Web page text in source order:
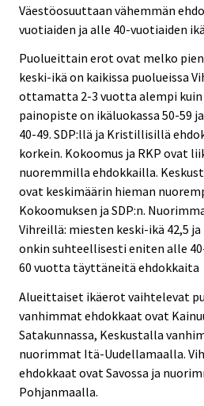
Väestöosuuttaan vähemmän
vuotiaiden ja alle 40-vuotiaiden
Puolueittain erot ovat melko
keski-ikä on kaikissa puolueissa
ottamatta 2-3 vuotta alempi
painopiste on ikäluokassa 50-59
40-49. SDP:llä ja Kristillisillä
korkein. Kokoomus ja RKP ovat
nuoremmilla ehdokkailla.
ovat keskimäärin hieman
Kokoomuksen ja SDP:n.
Vihreillä: miesten keski-ikä 42,5
onkin suhteellisesti eniten alle
60 vuotta täyttäneitä ehdokkaita
Alueittaiset ikäerot vaihtelevat
vanhimmat ehdokkaat ovat
Satakunnassa, Keskustalla
nuorimmat Itä-Uudellamaalla.
ehdokkaat ovat Savossa ja
Pohjanmaalla.